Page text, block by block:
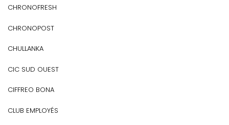
CHRONOFRESH
CHRONOPOST
CHULLANKA
CIC SUD OUEST
CIFFREO BONA
CLUB EMPLOYÉS